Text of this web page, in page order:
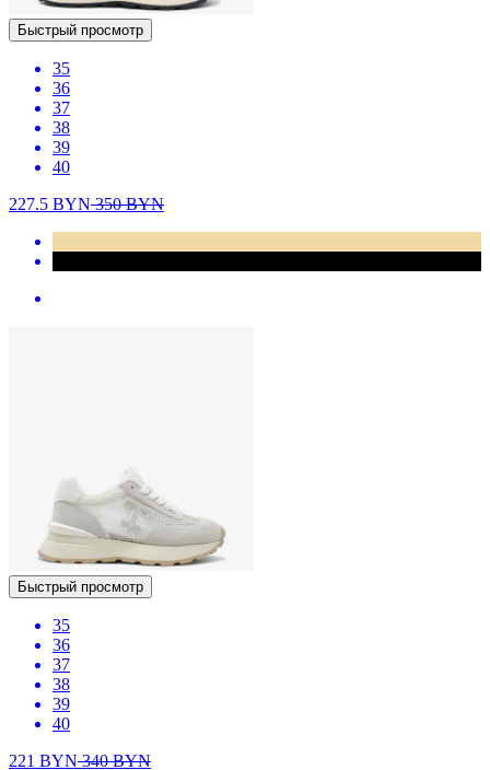
Быстрый просмотр
35
36
37
38
39
40
227.5 BYN350BYN
Быстрый просмотр
35
36
37
38
39
40
221 BYN340BYN